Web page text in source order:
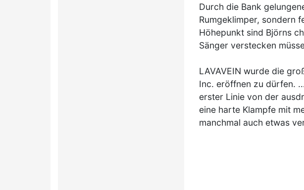
Durch die Bank
Rumgeklimper, sondern
Höhepunkt sind Björns
Sänger verstecken
LAVAVEIN wurde die
Inc. eröffnen zu dürfen.
erster Linie von der
eine harte Klampfe mit
manchmal auch etwas